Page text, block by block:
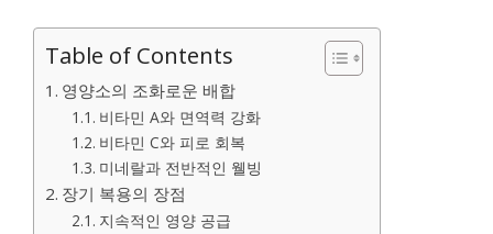
Table of Contents
영양소의 조화로운 배합
비타민 A와 면역력 강화
비타민 C와 피로 회복
미네랄과 전반적인 웰빙
장기 복용의 장점
지속적인 영양 공급